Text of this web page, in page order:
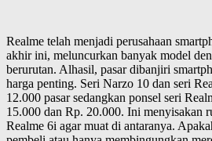
Realme telah menjadi perusahaan
akhir ini, meluncurkan banyak model
berurutan. Alhasil, pasar dibanjiri
harga penting. Seri Narzo 10 dan seri
12.000 pasar sedangkan ponsel seri
15.000 dan Rp. 20.000. Ini menyisakan
Realme 6i agar muat di antaranya.